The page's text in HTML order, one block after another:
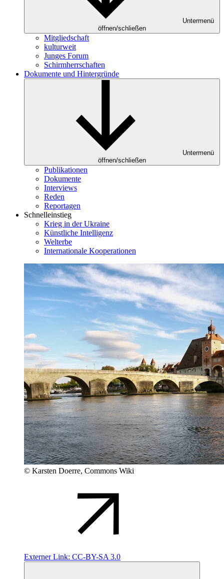
Untermenü
öffnen/schließen
Mitgliedschaft
kulturweit
Junges Forum
Schirmherrschaften
Dokumente und Hintergründe
Untermenü
öffnen/schließen
Publikationen
Dokumente
Interviews
Reden
Reportagen
Schnelleinstieg
Krieg in der Ukraine
Künstliche Intelligenz
Welterbe
Internationale Kooperationen
© Karsten Doerre, Commons Wiki
Externer Link: CC-BY-SA 3.0